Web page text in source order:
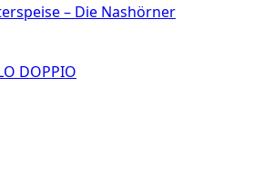
– Die Nashörner
DOPPIO